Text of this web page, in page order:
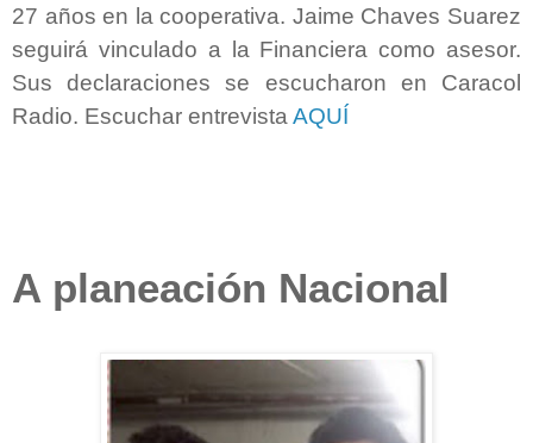
27 años en la cooperativa. Jaime Chaves Suarez
seguirá vinculado a la Financiera como asesor.
Sus declaraciones se escucharon en Caracol
Radio. Escuchar entrevista AQUÍ
A planeación Nacional